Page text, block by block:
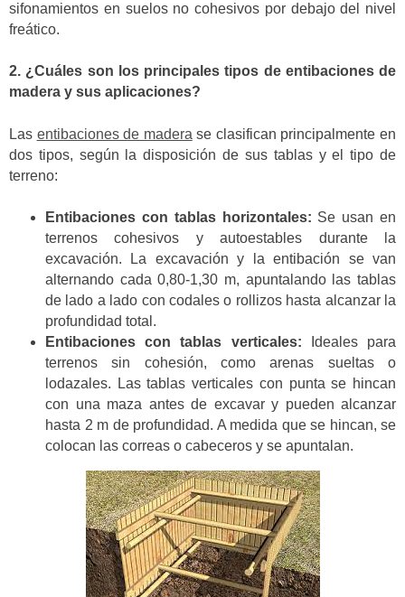
sifonamientos en suelos no cohesivos por debajo del nivel
freático.
2. ¿Cuáles son los principales tipos de entibaciones de
madera y sus aplicaciones?
Las entibaciones de madera se clasifican principalmente en
dos tipos, según la disposición de sus tablas y el tipo de
terreno:
Entibaciones con tablas horizontales: Se usan en
terrenos cohesivos y autoestables durante la
excavación. La excavación y la entibación se van
alternando cada 0,80-1,30 m, apuntalando las tablas
de lado a lado con codales o rollizos hasta alcanzar la
profundidad total.
Entibaciones con tablas verticales: Ideales para
terrenos sin cohesión, como arenas sueltas o
lodazales. Las tablas verticales con punta se hincan
con una maza antes de excavar y pueden alcanzar
hasta 2 m de profundidad. A medida que se hincan, se
colocan las correas o cabeceros y se apuntalan.